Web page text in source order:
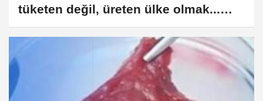
tüketen değil, üreten ülke olmak...
Eylem planı 13 Haziran'da açıklanıyor